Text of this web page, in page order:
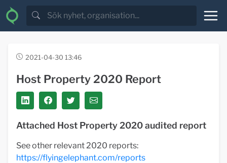
2021-04-30 13:46
Host Property 2020 Report
Attached Host Property 2020 audited report
See other relevant 2020 reports:
https://flyingelephant.com/reports